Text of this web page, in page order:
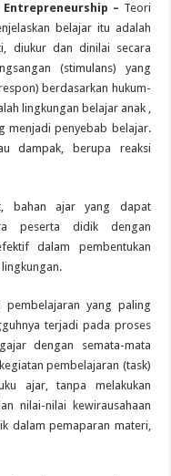
Entrepreneurship – Teori
belajar itu adalah
diukur dan dinilai secara
(stimulans) yang
berdasarkan hukum-
lingkungan belajar anak ,
menjadi penyebab belajar.
dampak, berupa reaksi
bahan ajar yang dapat
peserta didik dengan
dalam pembentukan
pembelajaran yang paling
terjadi pada proses
dengan semata-mata
pembelajaran (task)
ajar, tanpa melakukan
nilai-nilai kewirausahaan
dalam pemaparan materi,